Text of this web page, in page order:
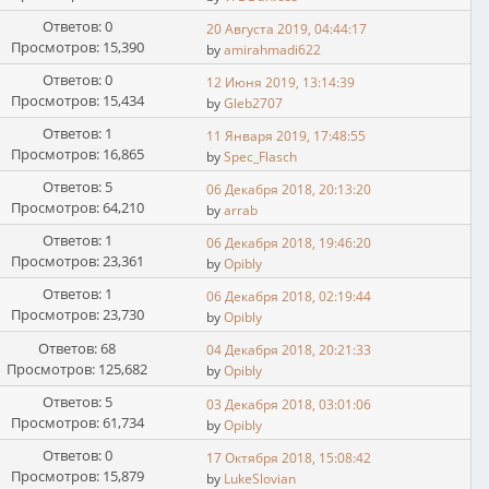
Ответов: 0
Просмотров: 15,390
20 Августа 2019, 04:44:17
byamirahmadi622
Ответов: 0
Просмотров: 15,434
12 Июня 2019, 13:14:39
byGleb2707
Ответов: 1
Просмотров: 16,865
11 Января 2019, 17:48:55
bySpec_Flаsch
Ответов: 5
Просмотров: 64,210
06 Декабря 2018, 20:13:20
byarrab
Ответов: 1
Просмотров: 23,361
06 Декабря 2018, 19:46:20
byOpibly
Ответов: 1
Просмотров: 23,730
06 Декабря 2018, 02:19:44
byOpibly
Ответов: 68
Просмотров: 125,682
04 Декабря 2018, 20:21:33
byOpibly
Ответов: 5
Просмотров: 61,734
03 Декабря 2018, 03:01:06
byOpibly
Ответов: 0
Просмотров: 15,879
17 Октября 2018, 15:08:42
by LukeSlovian